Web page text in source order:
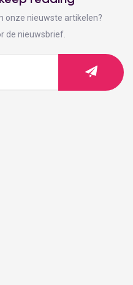
onze nieuwste artikelen?
de nieuwsbrief.